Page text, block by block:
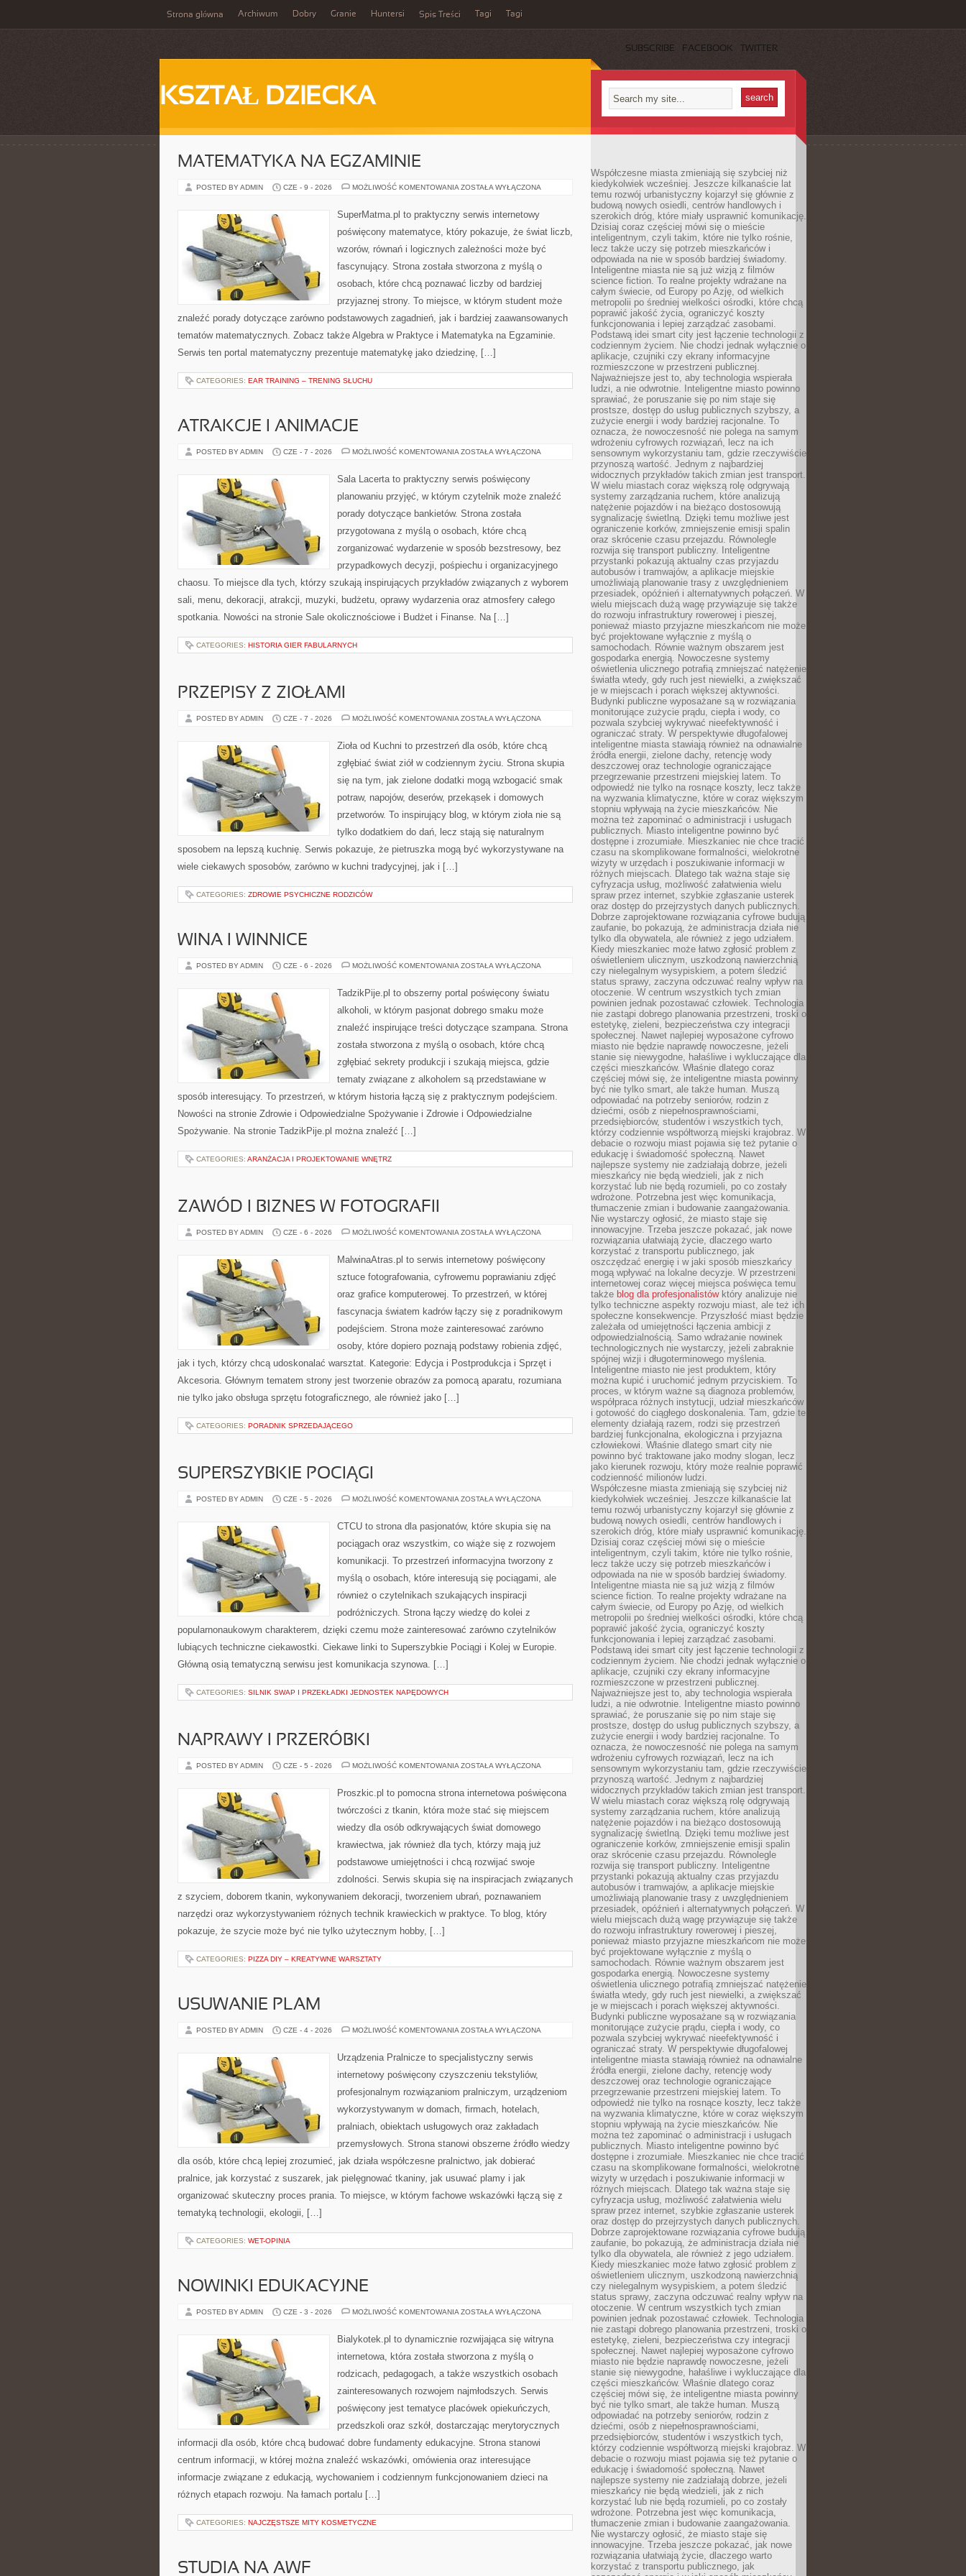
Strona główna Archiwum Dobry Granie Huntersi Spis Treści Tagi Tagi
SUBSCRIBE FACEBOOK TWITTER
KSZTAŁ DZIECKA
MATEMATYKA NA EGZAMINIE
POSTED BY ADMIN CZE - 9 - 2026 MOŻLIWOŚĆ KOMENTOWANIA MATEMATYKA
ZOSTAŁA WYŁĄCZONA
SuperMatma.pl to praktyczny serwis internetowy
poświęcony matematyce, który pokazuje, że świat liczb,
wzorów, równań i logicznych zależności może być
fascynujący. Strona została stworzona z myślą o
osobach, które chcą poznawać liczby od bardziej
przyjaznej strony. To miejsce, w którym student może
znaleźć porady dotyczące zarówno podstawowych zagadnień, jak i bardziej zaawansowanych
tematów matematycznych. Zobacz także Algebra w Praktyce i Matematyka na Egzaminie.
Serwis ten portal matematyczny prezentuje matematykę jako dziedzinę, […]
CATEGORIES: EAR TRAINING – TRENING SŁUCHU
ATRAKCJE I ANIMACJE
POSTED BY ADMIN CZE - 7 - 2026 MOŻLIWOŚĆ KOMENTOWANIA ATRAKCJE
ZOSTAŁA WYŁĄCZONA
Sala Lacerta to praktyczny serwis poświęcony
planowaniu przyjęć, w którym czytelnik może znaleźć
porady dotyczące bankietów. Strona została
przygotowana z myślą o osobach, które chcą
zorganizować wydarzenie w sposób bezstresowy, bez
przypadkowych decyzji, pośpiechu i organizacyjnego
chaosu. To miejsce dla tych, którzy szukają inspirujących przykładów związanych z wyborem
sali, menu, dekoracji, atrakcji, muzyki, budżetu, oprawy wydarzenia oraz atmosfery całego
spotkania. Nowości na stronie Sale okolicznościowe i Budżet i Finanse. Na […]
CATEGORIES: HISTORIA GIER FABULARNYCH
PRZEPISY Z ZIOŁAMI
POSTED BY ADMIN CZE - 7 - 2026 MOŻLIWOŚĆ KOMENTOWANIA PRZEPISY
ZOSTAŁA WYŁĄCZONA
Zioła od Kuchni to przestrzeń dla osób, które chcą
zgłębiać świat ziół w codziennym życiu. Strona skupia
się na tym, jak zielone dodatki mogą wzbogacić smak
potraw, napojów, deserów, przekąsek i domowych
przetworów. To inspirujący blog, w którym zioła nie są
tylko dodatkiem do dań, lecz stają się naturalnym
sposobem na lepszą kuchnię. Serwis pokazuje, że pietruszka mogą być wykorzystywane na
wiele ciekawych sposobów, zarówno w kuchni tradycyjnej, jak i […]
CATEGORIES: ZDROWIE PSYCHICZNE RODZICÓW
WINA I WINNICE
POSTED BY ADMIN CZE - 6 - 2026 MOŻLIWOŚĆ KOMENTOWANIA WINA
ZOSTAŁA WYŁĄCZONA
TadzikPije.pl to obszerny portal poświęcony światu
alkoholi, w którym pasjonat dobrego smaku może
znaleźć inspirujące treści dotyczące szampana. Strona
została stworzona z myślą o osobach, które chcą
zgłębiać sekrety produkcji i szukają miejsca, gdzie
tematy związane z alkoholem są przedstawiane w
sposób interesujący. To przestrzeń, w którym historia łączą się z praktycznym podejściem.
Nowości na stronie Zdrowie i Odpowiedzialne Spożywanie i Zdrowie i Odpowiedzialne
Spożywanie. Na stronie TadzikPije.pl można znaleźć […]
CATEGORIES: ARANŻACJA I PROJEKTOWANIE WNĘTRZ
ZAWÓD I BIZNES W FOTOGRAFII
POSTED BY ADMIN CZE - 6 - 2026 MOŻLIWOŚĆ KOMENTOWANIA ZAWÓD
FOTOGRAFII
ZOSTAŁA WYŁĄCZONA
MalwinaAtras.pl to serwis internetowy poświęcony
sztuce fotografowania, cyfrowemu poprawianiu zdjęć
oraz grafice komputerowej. To przestrzeń, w której
fascynacja światem kadrów łączy się z poradnikowym
podejściem. Strona może zainteresować zarówno
osoby, które dopiero poznają podstawy robienia zdjęć,
jak i tych, którzy chcą udoskonalać warsztat. Kategorie: Edycja i Postprodukcja i Sprzęt i
Akcesoria. Głównym tematem strony jest tworzenie obrazów za pomocą aparatu, rozumiana
nie tylko jako obsługa sprzętu fotograficznego, ale również jako […]
CATEGORIES: PORADNIK SPRZEDAJĄCEGO
SUPERSZYBKIE POCIĄGI
POSTED BY ADMIN CZE - 5 - 2026 MOŻLIWOŚĆ KOMENTOWANIA SUPERSZYBKIE
ZOSTAŁA WYŁĄCZONA
CTCU to strona dla pasjonatów, które skupia się na
pociągach oraz wszystkim, co wiąże się z rozwojem
komunikacji. To przestrzeń informacyjna tworzony z
myślą o osobach, które interesują się pociągami, ale
również o czytelnikach szukających inspiracji
podróżniczych. Strona łączy wiedzę do kolei z
popularnonaukowym charakterem, dzięki czemu może zainteresować zarówno czytelników
lubiących techniczne ciekawostki. Ciekawe linki to Superszybkie Pociągi i Kolej w Europie.
Główną osią tematyczną serwisu jest komunikacja szynowa. […]
CATEGORIES: SILNIK SWAP I PRZEKŁADKI JEDNOSTEK NAPĘDOWYCH
NAPRAWY I PRZERÓBKI
POSTED BY ADMIN CZE - 5 - 2026 MOŻLIWOŚĆ KOMENTOWANIA NAPRAWY
ZOSTAŁA WYŁĄCZONA
Proszkic.pl to pomocna strona internetowa poświęcona
twórczości z tkanin, która może stać się miejscem
wiedzy dla osób odkrywających świat domowego
krawiectwa, jak również dla tych, którzy mają już
podstawowe umiejętności i chcą rozwijać swoje
zdolności. Serwis skupia się na inspiracjach związanych
z szyciem, doborem tkanin, wykonywaniem dekoracji, tworzeniem ubrań, poznawaniem
narzędzi oraz wykorzystywaniem różnych technik krawieckich w praktyce. To blog, który
pokazuje, że szycie może być nie tylko użytecznym hobby, […]
CATEGORIES: PIZZA DIY – KREATYWNE WARSZTATY
USUWANIE PLAM
POSTED BY ADMIN CZE - 4 - 2026 MOŻLIWOŚĆ KOMENTOWANIA USUWANIE
ZOSTAŁA WYŁĄCZONA
Urządzenia Pralnicze to specjalistyczny serwis
internetowy poświęcony czyszczeniu tekstyliów,
profesjonalnym rozwiązaniom pralniczym, urządzeniom
wykorzystywanym w domach, firmach, hotelach,
pralniach, obiektach usługowych oraz zakładach
przemysłowych. Strona stanowi obszerne źródło wiedzy
dla osób, które chcą lepiej zrozumieć, jak działa współczesne pralnictwo, jak dobierać
pralnice, jak korzystać z suszarek, jak pielęgnować tkaniny, jak usuwać plamy i jak
organizować skuteczny proces prania. To miejsce, w którym fachowe wskazówki łączą się z
tematyką technologii, ekologii, […]
CATEGORIES: WET-OPINIA
NOWINKI EDUKACYJNE
POSTED BY ADMIN CZE - 3 - 2026 MOŻLIWOŚĆ KOMENTOWANIA NOWINKI
ZOSTAŁA WYŁĄCZONA
Bialykotek.pl to dynamicznie rozwijająca się witryna
internetowa, która została stworzona z myślą o
rodzicach, pedagogach, a także wszystkich osobach
zainteresowanych rozwojem najmłodszych. Serwis
poświęcony jest tematyce placówek opiekuńczych,
przedszkoli oraz szkół, dostarczając merytorycznych
informacji dla osób, które chcą budować dobre fundamenty edukacyjne. Strona stanowi
centrum informacji, w której można znaleźć wskazówki, omówienia oraz interesujące
informacje związane z edukacją, wychowaniem i codziennym funkcjonowaniem dzieci na
różnych etapach rozwoju. Na łamach portalu […]
CATEGORIES: NAJCZĘSTSZE MITY KOSMETYCZNE
STUDIA NA AWF
Współczesne miasta zmieniają się szybciej niż
kiedykolwiek wcześniej. Jeszcze kilkanaście lat
temu rozwój urbanistyczny kojarzył się głównie z
budową nowych osiedli, centrów handlowych i
szerokich dróg, które miały usprawnić komunikację.
Dzisiaj coraz częściej mówi się o mieście
inteligentnym, czyli takim, które nie tylko rośnie,
lecz także uczy się potrzeb mieszkańców i
odpowiada na nie w sposób bardziej świadomy.
Inteligentne miasta nie są już wizją z filmów
science fiction. To realne projekty wdrażane na
całym świecie, od Europy po Azję, od wielkich
metropolii po średniej wielkości ośrodki, które chcą
poprawić jakość życia, ograniczyć koszty
funkcjonowania i lepiej zarządzać zasobami.
Podstawą idei smart city jest łączenie technologii z
codziennym życiem. Nie chodzi jednak wyłącznie o
aplikacje, czujniki czy ekrany informacyjne
rozmieszczone w przestrzeni publicznej.
Najważniejsze jest to, aby technologia wspierała
ludzi, a nie odwrotnie. Inteligentne miasto powinno
sprawiać, że poruszanie się po nim staje się
prostsze, dostęp do usług publicznych szybszy, a
zużycie energii i wody bardziej racjonalne. To
oznacza, że nowoczesność nie polega na samym
wdrożeniu cyfrowych rozwiązań, lecz na ich
sensownym wykorzystaniu tam, gdzie rzeczywiście
przynoszą wartość. Jednym z najbardziej
widocznych przykładów takich zmian jest transport.
W wielu miastach coraz większą rolę odgrywają
systemy zarządzania ruchem, które analizują
natężenie pojazdów i na bieżąco dostosowują
sygnalizację świetlną. Dzięki temu możliwe jest
ograniczenie korków, zmniejszenie emisji spalin
oraz skrócenie czasu przejazdu. Równolegle
rozwija się transport publiczny. Inteligentne
przystanki pokazują aktualny czas przyjazdu
autobusów i tramwajów, a aplikacje miejskie
umożliwiają planowanie trasy z uwzględnieniem
przesiadek, opóźnień i alternatywnych połączeń. W
wielu miejscach dużą wagę przywiązuje się także
do rozwoju infrastruktury rowerowej i pieszej,
ponieważ miasto przyjazne mieszkańcom nie może
być projektowane wyłącznie z myślą o
samochodach. Równie ważnym obszarem jest
gospodarka energią. Nowoczesne systemy
oświetlenia ulicznego potrafią zmniejszać natężenie
światła wtedy, gdy ruch jest niewielki, a zwiększać
je w miejscach i porach większej aktywności.
Budynki publiczne wyposażane są w rozwiązania
monitorujące zużycie prądu, ciepła i wody, co
pozwala szybciej wykrywać nieefektywność i
ograniczać straty. W perspektywie długofalowej
inteligentne miasta stawiają również na odnawialne
źródła energii, zielone dachy, retencję wody
deszczowej oraz technologie ograniczające
przegrzewanie przestrzeni miejskiej latem. To
odpowiedź nie tylko na rosnące koszty, lecz także
na wyzwania klimatyczne, które w coraz większym
stopniu wpływają na życie mieszkańców. Nie
można też zapominać o administracji i usługach
publicznych. Miasto inteligentne powinno być
dostępne i zrozumiałe. Mieszkaniec nie chce tracić
czasu na skomplikowane formalności, wielokrotne
wizyty w urzędach i poszukiwanie informacji w
różnych miejscach. Dlatego tak ważna staje się
cyfryzacja usług, możliwość załatwienia wielu
spraw przez internet, szybkie zgłaszanie usterek
oraz dostęp do przejrzystych danych publicznych.
Dobrze zaprojektowane rozwiązania cyfrowe budują
zaufanie, bo pokazują, że administracja działa nie
tylko dla obywatela, ale również z jego udziałem.
Kiedy mieszkaniec może łatwo zgłosić problem z
oświetleniem ulicznym, uszkodzoną nawierzchnią
czy nielegalnym wysypiskiem, a potem śledzić
status sprawy, zaczyna odczuwać realny wpływ na
otoczenie. W centrum wszystkich tych zmian
powinien jednak pozostawać człowiek. Technologia
nie zastąpi dobrego planowania przestrzeni, troski o
estetykę, zieleni, bezpieczeństwa czy integracji
społecznej. Nawet najlepiej wyposażone cyfrowo
miasto nie będzie naprawdę nowoczesne, jeżeli
stanie się niewygodne, hałaśliwe i wykluczające dla
części mieszkańców. Właśnie dlatego coraz
częściej mówi się, że inteligentne miasta powinny
być nie tylko smart, ale także human. Muszą
odpowiadać na potrzeby seniorów, rodzin z
dziećmi, osób z niepełnosprawnościami,
przedsiębiorców, studentów i wszystkich tych,
którzy codziennie współtworzą miejski krajobraz. W
debacie o rozwoju miast pojawia się też pytanie o
edukację i świadomość społeczną. Nawet
najlepsze systemy nie zadziałają dobrze, jeżeli
mieszkańcy nie będą wiedzieli, jak z nich
korzystać lub nie będą rozumieli, po co zostały
wdrożone. Potrzebna jest więc komunikacja,
tłumaczenie zmian i budowanie zaangażowania.
Nie wystarczy ogłosić, że miasto staje się
innowacyjne. Trzeba jeszcze pokazać, jak nowe
rozwiązania ułatwiają życie, dlaczego warto
korzystać z transportu publicznego, jak
oszczędzać energię i w jaki sposób mieszkańcy
mogą wpływać na lokalne decyzje. W przestrzeni
internetowej coraz więcej miejsca poświęca temu
także blog dla profesjonalistówktóry analizuje nie
tylko techniczne aspekty rozwoju miast, ale też ich
społeczne konsekwencje. Przyszłość miast będzie
zależała od umiejętności łączenia ambicji z
odpowiedzialnością. Samo wdrażanie nowinek
technologicznych nie wystarczy, jeżeli zabraknie
spójnej wizji i długoterminowego myślenia.
Inteligentne miasto nie jest produktem, który
można kupić i uruchomić jednym przyciskiem. To
proces, w którym ważne są diagnoza problemów,
współpraca różnych instytucji, udział mieszkańców
i gotowość do ciągłego doskonalenia. Tam, gdzie te
elementy działają razem, rodzi się przestrzeń
bardziej funkcjonalna, ekologiczna i przyjazna
człowiekowi. Właśnie dlatego smart city nie
powinno być traktowane jako modny slogan, lecz
jako kierunek rozwoju, który może realnie poprawić
codzienność milionów ludzi.
Współczesne miasta zmieniają się szybciej niż
kiedykolwiek wcześniej. Jeszcze kilkanaście lat
temu rozwój urbanistyczny kojarzył się głównie z
budową nowych osiedli, centrów handlowych i
szerokich dróg, które miały usprawnić komunikację.
Dzisiaj coraz częściej mówi się o mieście
inteligentnym, czyli takim, które nie tylko rośnie,
lecz także uczy się potrzeb mieszkańców i
odpowiada na nie w sposób bardziej świadomy.
Inteligentne miasta nie są już wizją z filmów
science fiction. To realne projekty wdrażane na
całym świecie, od Europy po Azję, od wielkich
metropolii po średniej wielkości ośrodki, które chcą
poprawić jakość życia, ograniczyć koszty
funkcjonowania i lepiej zarządzać zasobami.
Podstawą idei smart city jest łączenie technologii z
codziennym życiem. Nie chodzi jednak wyłącznie o
aplikacje, czujniki czy ekrany informacyjne
rozmieszczone w przestrzeni publicznej.
Najważniejsze jest to, aby technologia wspierała
ludzi, a nie odwrotnie. Inteligentne miasto powinno
sprawiać, że poruszanie się po nim staje się
prostsze, dostęp do usług publicznych szybszy, a
zużycie energii i wody bardziej racjonalne. To
oznacza, że nowoczesność nie polega na samym
wdrożeniu cyfrowych rozwiązań, lecz na ich
sensownym wykorzystaniu tam, gdzie rzeczywiście
przynoszą wartość. Jednym z najbardziej
widocznych przykładów takich zmian jest transport.
W wielu miastach coraz większą rolę odgrywają
systemy zarządzania ruchem, które analizują
natężenie pojazdów i na bieżąco dostosowują
sygnalizację świetlną. Dzięki temu możliwe jest
ograniczenie korków, zmniejszenie emisji spalin
oraz skrócenie czasu przejazdu. Równolegle
rozwija się transport publiczny. Inteligentne
przystanki pokazują aktualny czas przyjazdu
autobusów i tramwajów, a aplikacje miejskie
umożliwiają planowanie trasy z uwzględnieniem
przesiadek, opóźnień i alternatywnych połączeń. W
wielu miejscach dużą wagę przywiązuje się także
do rozwoju infrastruktury rowerowej i pieszej,
ponieważ miasto przyjazne mieszkańcom nie może
być projektowane wyłącznie z myślą o
samochodach. Równie ważnym obszarem jest
gospodarka energią. Nowoczesne systemy
oświetlenia ulicznego potrafią zmniejszać natężenie
światła wtedy, gdy ruch jest niewielki, a zwiększać
je w miejscach i porach większej aktywności.
Budynki publiczne wyposażane są w rozwiązania
monitorujące zużycie prądu, ciepła i wody, co
pozwala szybciej wykrywać nieefektywność i
ograniczać straty. W perspektywie długofalowej
inteligentne miasta stawiają również na odnawialne
źródła energii, zielone dachy, retencję wody
deszczowej oraz technologie ograniczające
przegrzewanie przestrzeni miejskiej latem. To
odpowiedź nie tylko na rosnące koszty, lecz także
na wyzwania klimatyczne, które w coraz większym
stopniu wpływają na życie mieszkańców. Nie
można też zapominać o administracji i usługach
publicznych. Miasto inteligentne powinno być
dostępne i zrozumiałe. Mieszkaniec nie chce tracić
czasu na skomplikowane formalności, wielokrotne
wizyty w urzędach i poszukiwanie informacji w
różnych miejscach. Dlatego tak ważna staje się
cyfryzacja usług, możliwość załatwienia wielu
spraw przez internet, szybkie zgłaszanie usterek
oraz dostęp do przejrzystych danych publicznych.
Dobrze zaprojektowane rozwiązania cyfrowe budują
zaufanie, bo pokazują, że administracja działa nie
tylko dla obywatela, ale również z jego udziałem.
Kiedy mieszkaniec może łatwo zgłosić problem z
oświetleniem ulicznym, uszkodzoną nawierzchnią
czy nielegalnym wysypiskiem, a potem śledzić
status sprawy, zaczyna odczuwać realny wpływ na
otoczenie. W centrum wszystkich tych zmian
powinien jednak pozostawać człowiek. Technologia
nie zastąpi dobrego planowania przestrzeni, troski o
estetykę, zieleni, bezpieczeństwa czy integracji
społecznej. Nawet najlepiej wyposażone cyfrowo
miasto nie będzie naprawdę nowoczesne, jeżeli
stanie się niewygodne, hałaśliwe i wykluczające dla
części mieszkańców. Właśnie dlatego coraz
częściej mówi się, że inteligentne miasta powinny
być nie tylko smart, ale także human. Muszą
odpowiadać na potrzeby seniorów, rodzin z
dziećmi, osób z niepełnosprawnościami,
przedsiębiorców, studentów i wszystkich tych,
którzy codziennie współtworzą miejski krajobraz. W
debacie o rozwoju miast pojawia się też pytanie o
edukację i świadomość społeczną. Nawet
najlepsze systemy nie zadziałają dobrze, jeżeli
mieszkańcy nie będą wiedzieli, jak z nich
korzystać lub nie będą rozumieli, po co zostały
wdrożone. Potrzebna jest więc komunikacja,
tłumaczenie zmian i budowanie zaangażowania.
Nie wystarczy ogłosić, że miasto staje się
innowacyjne. Trzeba jeszcze pokazać, jak nowe
rozwiązania ułatwiają życie, dlaczego warto
korzystać z transportu publicznego, jak